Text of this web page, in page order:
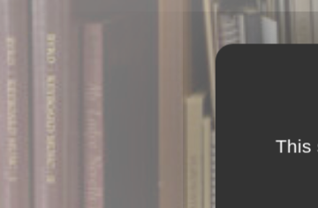
This